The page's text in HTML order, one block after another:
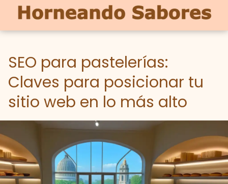
SEO para pastelerías:
Claves para posicionar tu
sitio web en lo más alto